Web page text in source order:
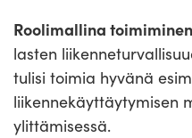
Roolimallina
lasten
tulisi toimia hyvänä
liikennekäyttäytymisen
ylittämisessä.